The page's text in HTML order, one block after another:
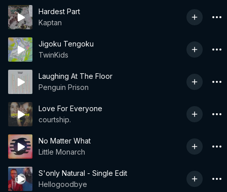
Hardest Part
Kaptan
Jigoku Tengoku
TwinKids
Laughing At The Floor
Penguin Prison
Love For Everyone
courtship.
No Matter What
Little Monarch
S'only Natural - Single Edit
Hellogoodbye